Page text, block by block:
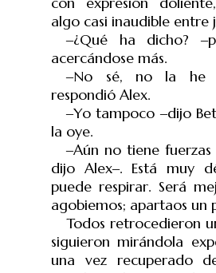
algo casi inaudible entre
‒¿Qué ha dicho?‒
acercándose más.
‒No sé, no la he
respondió Alex.
‒Yo tampoco‒dijo
la oye.
‒Aún no tiene
dijo Alex‒. Está muy
puede respirar. Será
agobiemos; apartaos un
Todos retrocedieron
siguieron mirándola
una vez recuperado